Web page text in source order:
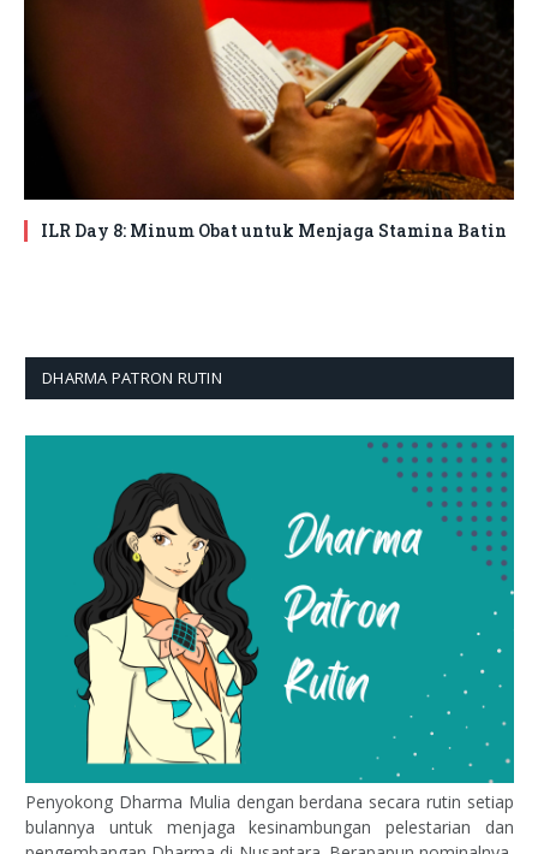
ILR Day 8: Minum Obat untuk Menjaga Stamina Batin
DHARMA PATRON RUTIN
Penyokong Dharma Mulia dengan berdana secara rutin setiap
bulannya untuk menjaga kesinambungan pelestarian dan